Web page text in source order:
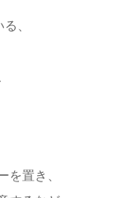
、
を置き、